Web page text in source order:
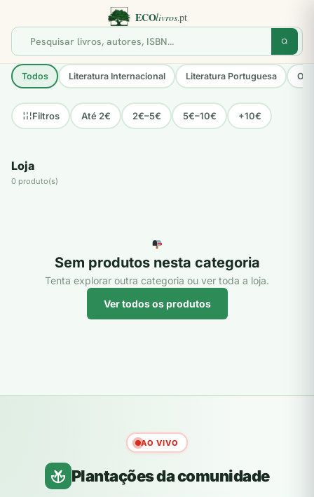
Todos Literatura Internacional Literatura Portuguesa
Filtros Até 2€ 2€–5€ 5€–10€ +10€
Loja
0 produto(s)
Sem produtos nesta categoria
Tenta explorar outra categoria ou ver toda a loja.
Ver todos os produtos
AO VIVO
Plantações da comunidade